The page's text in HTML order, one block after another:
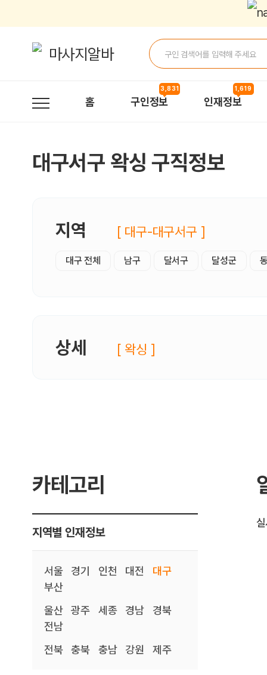
홈 구인정보
3,831
인재정보
1,619
대구서구 왁싱 구직정보
지역 [ 대구-대구서구 ]
대구 전체 남구 달서구 달성군
상세 [ 왁싱 ]
카테고리
지역별 인재정보
서울 경기 인천 대전
대구
부산
울산
광주 세종 경남
경북
전남
전북
충북 충남 강원 제주